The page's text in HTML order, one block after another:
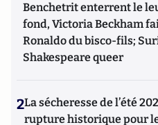
Benchetrit enterrent le
fond, Victoria Beckham
Ronaldo du bisco-fils;
Shakespeare queer
2La sécheresse de l’été
rupture historique pour